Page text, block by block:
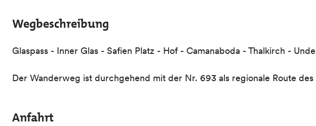
Wegbeschreibung
Glaspass - Inner Glas - Safien Platz - Hof - Camanaboda - Thalkirch -
Der Wanderweg ist durchgehend mit der Nr. 693 als regionale Route
Anfahrt